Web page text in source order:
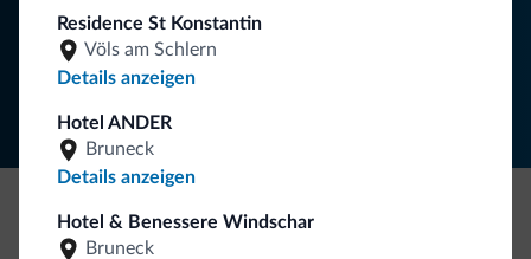
Residence St Konstantin
Völs am Schlern
Details anzeigen
Hotel ANDER
Bruneck
Details anzeigen
Hotel & Benessere Windschar
Bruneck
Folgen Sie Dolomiti.it auf
Seien Sie originell, entdecken Sie die neue